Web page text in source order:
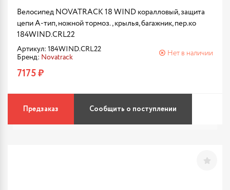
Велосипед NOVATRACK 18 WIND коралловый, защита
цепи А-тип, ножной тормоз., крылья, багажник, пер.ко
184WIND.CRL22
Артикул: 184WIND.CRL22
Бренд: Novatrack
Нет в наличии
7175 ₽
Предзаказ Сообщить о поступлении